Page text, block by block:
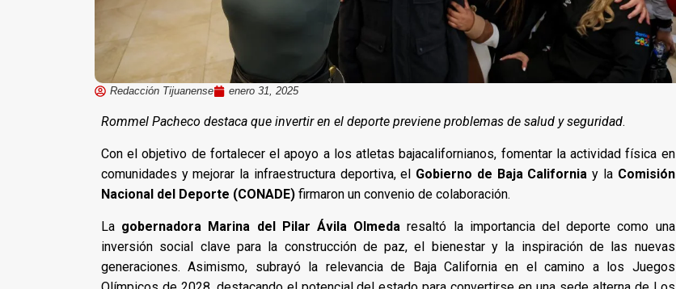
Redacción Tijuanense enero 31, 2025
Rommel Pacheco destaca que invertir en el deporte previene problemas de salud y seguridad.
Con el objetivo de fortalecer el apoyo a los atletas bajacalifornianos, fomentar la actividad física en
comunidades y mejorar la infraestructura deportiva, el Gobierno de Baja California y la Comisión
Nacional del Deporte (CONADE) firmaron un convenio de colaboración.
La gobernadora Marina del Pilar Ávila Olmeda resaltó la importancia del deporte como una
inversión social clave para la construcción de paz, el bienestar y la inspiración de las nuevas
generaciones. Asimismo, subrayó la relevancia de Baja California en el camino a los Juegos